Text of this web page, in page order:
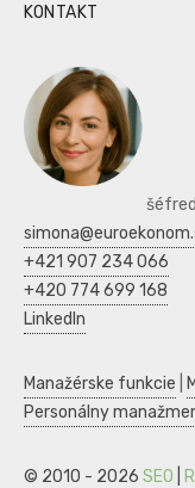
KONTAKT
+421 907 234 066
+420 774 699 168
LinkedIn
Manažérske funkcie
Personálny
© 2010 - 2026 SEO